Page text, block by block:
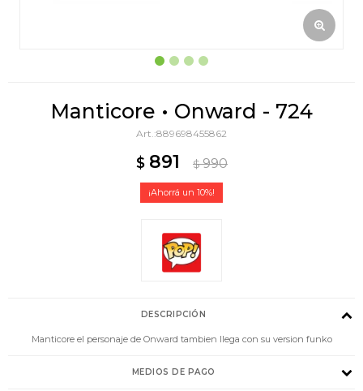
Manticore • Onward - 724
889698455862
$ 891 $ 990
10
DESCRIPCIÓN
Manticore el personaje de Onward tambien llega con su version funko
MEDIOS DE PAGO